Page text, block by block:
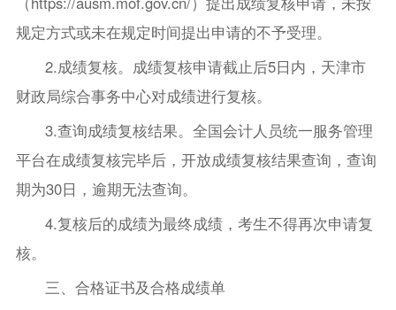
规定方式或未在规定时间提出申请的不予受理。
2.成绩复核。成绩复核申请截止后5日内，天津市
财政局综合事务中心对成绩进行复核。
3.查询成绩复核结果。全国会计人员统一服务管理
平台在成绩复核完毕后，开放成绩复核结果查询，查询
期为30日，逾期无法查询。
4.复核后的成绩为最终成绩，考生不得再次申请复
核。
三、合格证书及合格成绩单